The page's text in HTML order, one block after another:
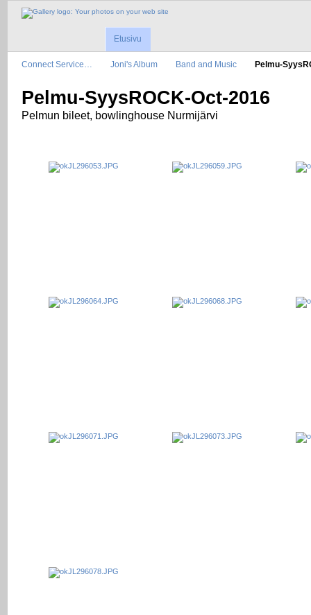
Etusivu
Connect Service… Joni's Album Band and Music Pelmu-
Pelmu-SyysROCK-Oct-2016
Pelmun bileet, bowlinghouse Nurmijärvi